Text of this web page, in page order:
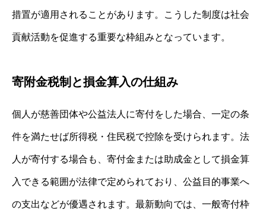
措置が適用されることがあります。こうした制度は社会
貢献活動を促進する重要な枠組みとなっています。
寄附金税制と損金算入の仕組み
個人が慈善団体や公益法人に寄付をした場合、一定の条
件を満たせば所得税・住民税で控除を受けられます。法
人が寄付する場合も、寄付金または助成金として損金算
入できる範囲が法律で定められており、公益目的事業へ
の支出などが優遇されます。最新動向では、一般寄付枠